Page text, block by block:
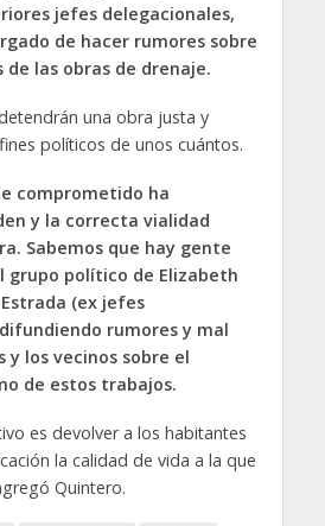
jefes delegacionales,
de hacer rumores sobre
de las obras de drenaje.
una obra justa y
políticos de unos cuántos.
comprometido ha
y la correcta vialidad
Sabemos que hay gente
grupo político de Elizabeth
(ex jefes
rumores y mal
y los vecinos sobre el
de estos trabajos.
es devolver a los habitantes
la calidad de vida a la que
Quintero.